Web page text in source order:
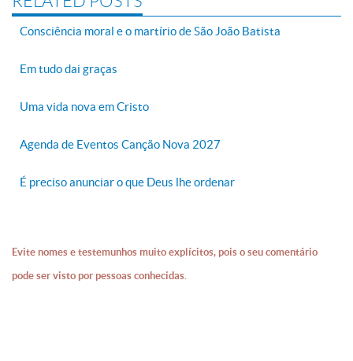
Consciência moral e o martírio de São João Batista
Em tudo dai graças
Uma vida nova em Cristo
Agenda de Eventos Canção Nova 2027
É preciso anunciar o que Deus lhe ordenar
Evite nomes e testemunhos muito explícitos, pois o seu comentário
pode ser visto por pessoas conhecidas.